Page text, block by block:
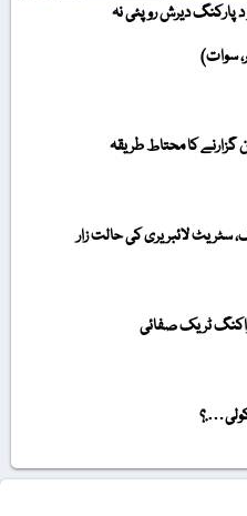
د پارکنگ دیرش روپئی نہ
سوات)
کا محتاط طریقہ
سٹریٹ لائبریری کی حالت زار
ٹریک صفائی